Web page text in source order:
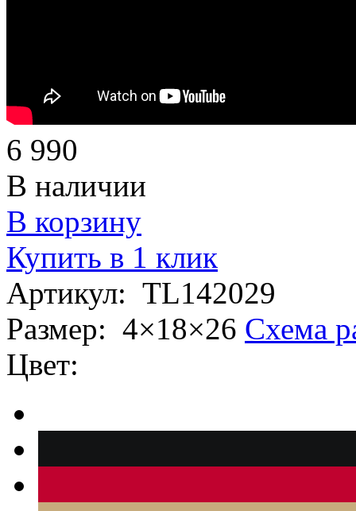
6 990
В наличии
В корзину
Купить в 1 клик
Артикул: TL142029
Размер: 4×18×26 Схема
Цвет: